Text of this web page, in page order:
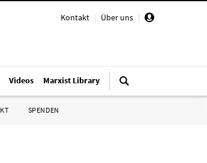
Kontakt | Über uns |
Videos Marxist Library
SPENDEN